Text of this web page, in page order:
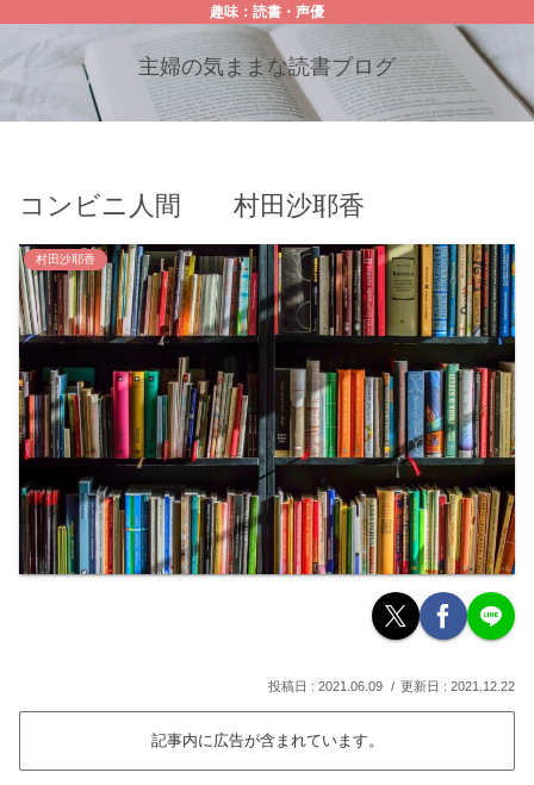
趣味：読書・声優
主婦の気ままな読書ブログ
コンビニ人間 村田沙耶香
村田沙耶香
2021.06.09 2021.12.22
記事内に広告が含まれています。